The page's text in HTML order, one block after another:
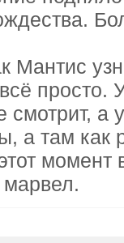
Мантис
просто.
а
а там как
момент
марвел.